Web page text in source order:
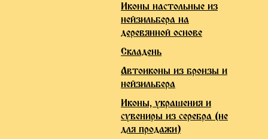
Иконы настольные из
нейзильбера на
деревянной основе
Складень
Автоиконы из бронзы и
нейзильбера
Иконы, украшения и
сувениры из серебра (не
для продажи)